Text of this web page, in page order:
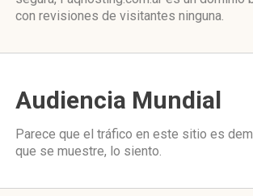
con revisiones de visitantes ninguna.
Audiencia Mundial
Parece que el tráfico en este sitio es
que se muestre, lo siento.